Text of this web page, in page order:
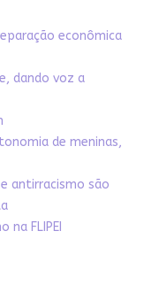
econômica
dando voz a
de meninas,
antirracismo são
FLIPEI